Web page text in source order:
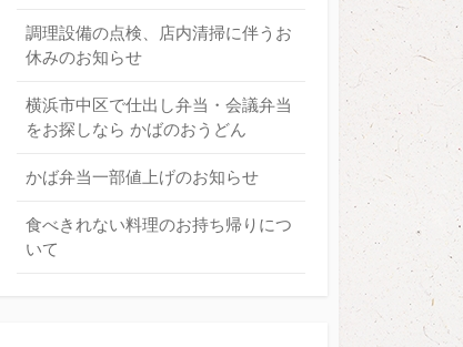
調理設備の点検、店内清掃に伴うお
休みのお知らせ
横浜市中区で仕出し弁当・会議弁当
をお探しなら かばのおうどん
かば弁当一部値上げのお知らせ
食べきれない料理のお持ち帰りにつ
いて